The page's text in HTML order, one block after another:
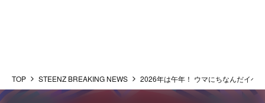
TOP STEENZ BREAKING NEWS 2026年は午年！ ウマにちなんだイベ